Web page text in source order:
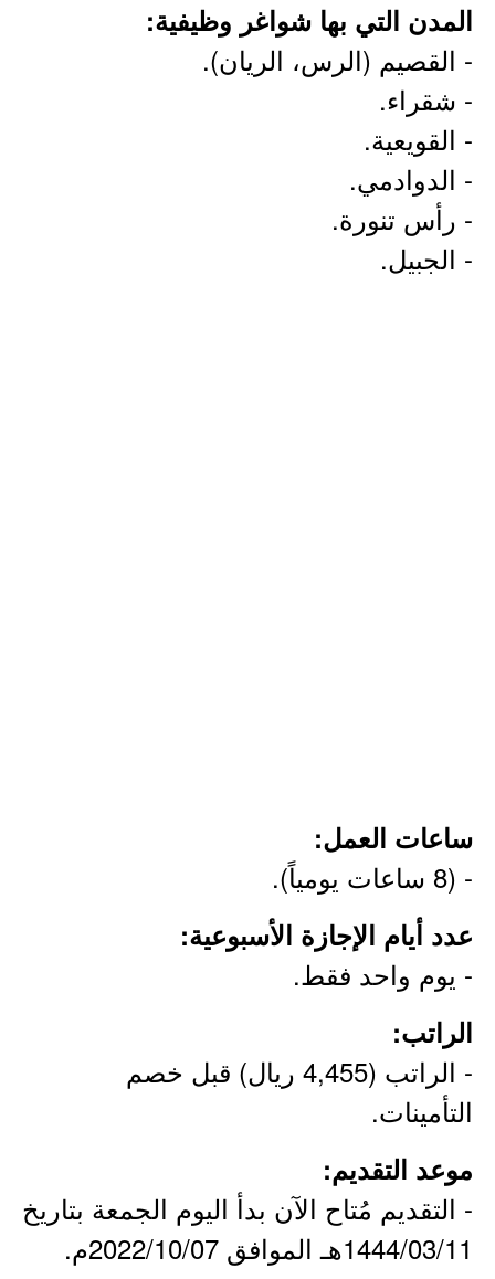
المدن التي بها شواغر وظيفية:
- القصيم (الرس، الريان).
- شقراء.
- القويعية.
- الدوادمي.
- رأس تنورة.
- الجبيل.
ساعات العمل:
- (8 ساعات يومياً).
عدد أيام الإجازة الأسبوعية:
- يوم واحد فقط.
الراتب:
- الراتب (4,455 ريال) قبل خصم
التأمينات.
موعد التقديم:
- التقديم مُتاح الآن بدأ اليوم الجمعة بتاريخ
1444/03/11هـ الموافق 2022/10/07م.